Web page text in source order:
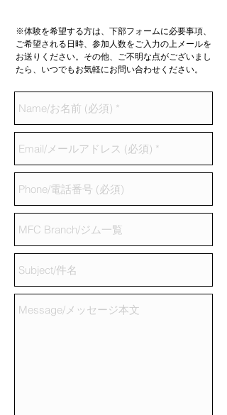
※体験を希望する方は、下部フォームに必要事項、
ご希望される日時、参加人数をご入力の上メールを
お送りください。その他、ご不明な点がございまし
たら、いつでもお気軽にお問い合わせください。